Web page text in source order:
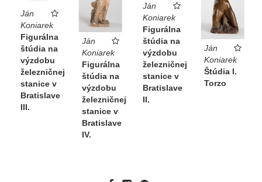
Ján
Koniarek
Figurálna
štúdia na
výzdobu
železničnej
stanice v
Bratislave
II.
Ján
Koniarek
Figurálna
štúdia na
výzdobu
železničnej
stanice v
Bratislave
III.
Ján
Koniarek
Figurálna
štúdia na
výzdobu
železničnej
stanice v
Bratislave
IV.
Ján
Koniarek
Štúdia I.
Torzo